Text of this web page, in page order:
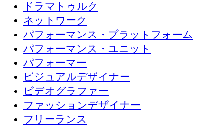
ドラマトゥルク
ネットワーク
パフォーマンス・プラットフォーム
パフォーマンス・ユニット
パフォーマー
ビジュアルデザイナー
ビデオグラファー
ファッションデザイナー
フリーランス